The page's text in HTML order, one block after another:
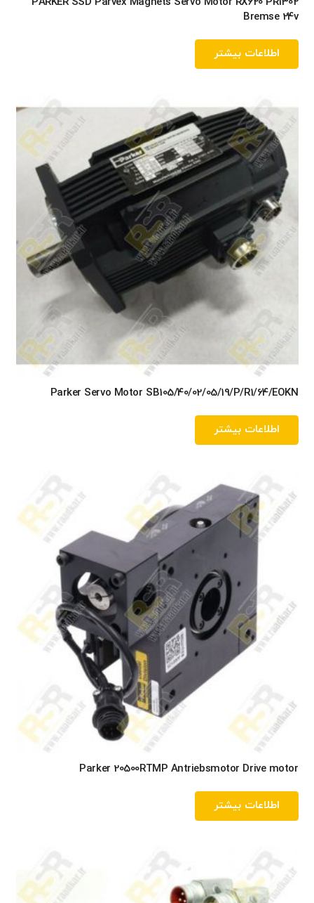
Bremse 24v
اطلاعات بیشتر
Parker Servo Motor SB105/40/02/05/19/P/R1/64/EOKN
اطلاعات بیشتر
Parker 20500RTMP Antriebsmotor Drive motor
اطلاعات بیشتر